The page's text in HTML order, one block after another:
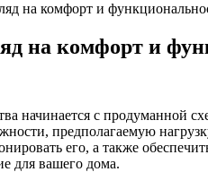
на комфорт и
на комфорт и
начинается с продуманной
предполагаемую
его, а также
для вашего дома.